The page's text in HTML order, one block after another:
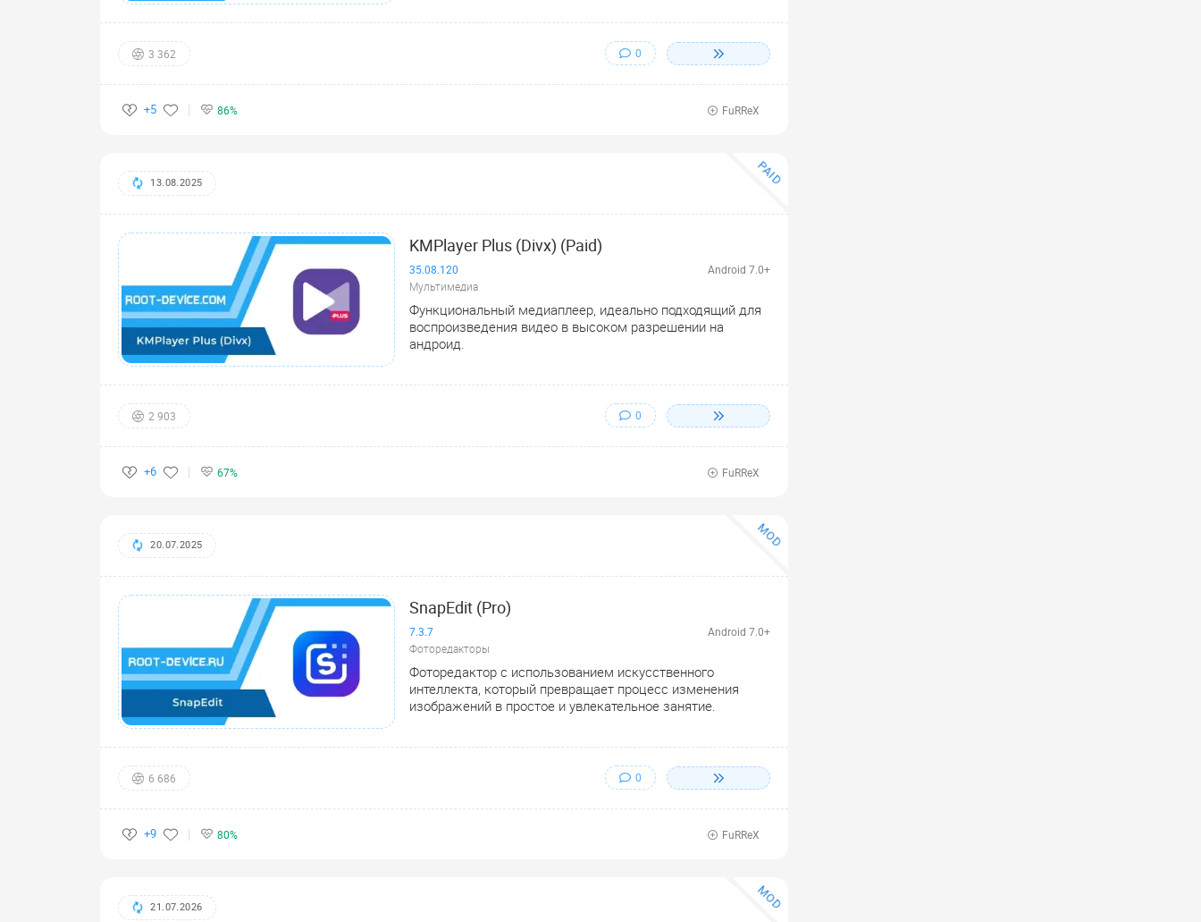
3 362 0
+5 86% FuRReX
PAID
13.08.2025
KMPlayer Plus (Divx) (Paid)
35.08.120 Android 7.0+
Мультимедиа
Функциональный медиаплеер, идеально подходящий для
воспроизведения видео в высоком разрешении на
андроид.
2 903 0
+6 67% FuRReX
MOD
20.07.2025
SnapEdit (Pro)
7.3.7 Android 7.0+
Фоторедакторы
Фоторедактор с использованием искусственного
интеллекта, который превращает процесс изменения
изображений в простое и увлекательное занятие.
6 686 0
+9 80% FuRReX
MOD
21.07.2026